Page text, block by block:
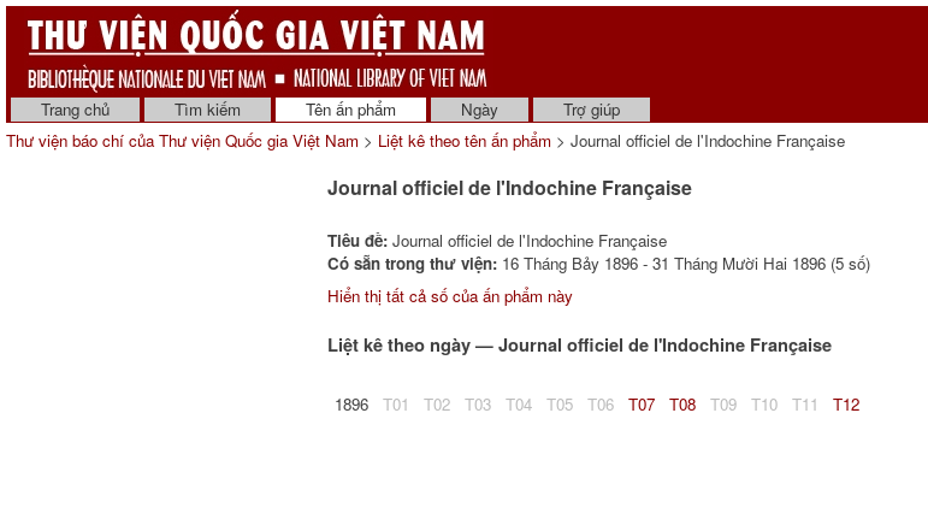
Trang chủ Tìm kiếm Tên ấn phẩm Ngày
Trợ giúp
Thư viện báo chí của Thư viện Quốc gia Việt Nam > Liệt kê theo tên ấn phẩm > Journal officiel de l'Indochine Française
Journal officiel de l'Indochine Française
Tiêu đề: Journal officiel de l'Indochine Française
Có sẵn trong thư viện: 16 Tháng Bảy 1896 - 31 Tháng Mười Hai 1896 (5 số)
Hiển thị tất cả số của ấn phẩm này
Liệt kê theo ngày — Journal officiel de l'Indochine Française
1896 T01 T02 T03 T04 T05 T06 T07 T08 T09 T10 T11 T12